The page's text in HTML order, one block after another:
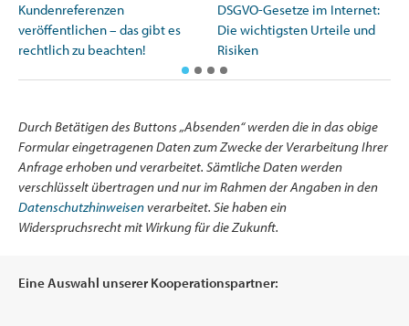
Kundenreferenzen
veröffentlichen – das gibt es
rechtlich zu beachten!
DSGVO-Gesetze im Internet:
Die wichtigsten Urteile und
Risiken
Durch Betätigen des Buttons „Absenden“ werden die in das obige
Formular eingetragenen Daten zum Zwecke der Verarbeitung Ihrer
Anfrage erhoben und verarbeitet. Sämtliche Daten werden
verschlüsselt übertragen und nur im Rahmen der Angaben in den
Datenschutzhinweisenverarbeitet. Sie haben ein
Widerspruchsrecht mit Wirkung für die Zukunft.
Eine Auswahl unserer Kooperationspartner: